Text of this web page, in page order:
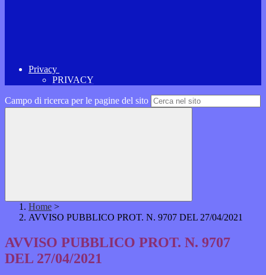
Privacy
PRIVACY
Campo di ricerca per le pagine del sito
Home >
AVVISO PUBBLICO PROT. N. 9707 DEL 27/04/2021
AVVISO PUBBLICO PROT. N. 9707
DEL 27/04/2021